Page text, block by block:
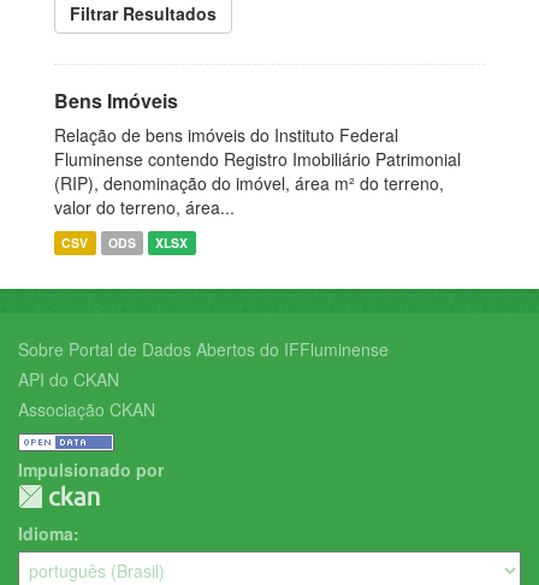
Filtrar Resultados
Bens Imóveis
Relação de bens imóveis do Instituto Federal
Fluminense contendo Registro Imobiliário Patrimonial
(RIP), denominação do imóvel, área m² do terreno,
valor do terreno, área...
CSV ODS XLSX
Sobre Portal de Dados Abertos do IFFluminense
API do CKAN
Associação CKAN
Impulsionado por
Idioma